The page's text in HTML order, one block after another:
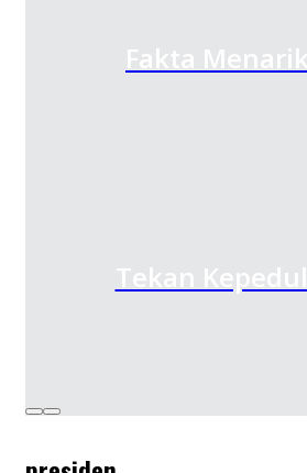
Fakta
Tekan